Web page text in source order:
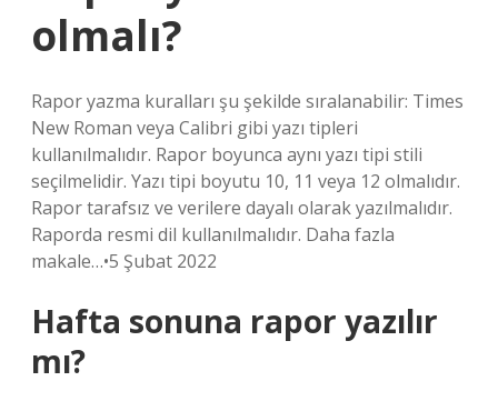
olmalı?
Rapor yazma kuralları şu şekilde sıralanabilir: Times
New Roman veya Calibri gibi yazı tipleri
kullanılmalıdır. Rapor boyunca aynı yazı tipi stili
seçilmelidir. Yazı tipi boyutu 10, 11 veya 12 olmalıdır.
Rapor tarafsız ve verilere dayalı olarak yazılmalıdır.
Raporda resmi dil kullanılmalıdır. Daha fazla
makale…•5 Şubat 2022
Hafta sonuna rapor yazılır
mı?